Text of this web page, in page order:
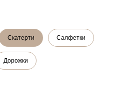
Скатерти Салфетки
Дорожки